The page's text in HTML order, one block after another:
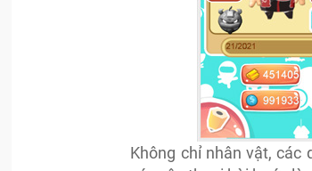
Không chỉ nhân vật,